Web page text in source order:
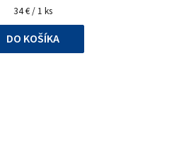
Jednotková
cena:
34 € / 1 ks
DO KOŠÍKA